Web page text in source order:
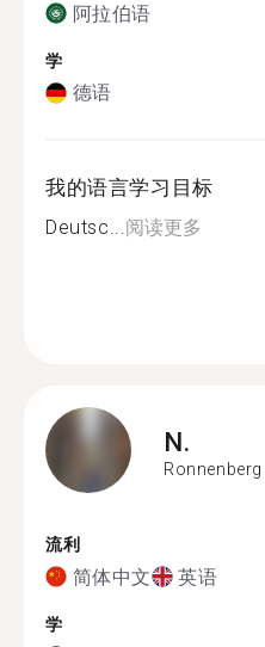
阿拉伯语
学
德语
我的语言学习目标
Deutsc...阅读更多
N.
Ronnenberg
流利
简体中文 英语
学